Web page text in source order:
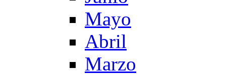
Mayo
Abril
Marzo